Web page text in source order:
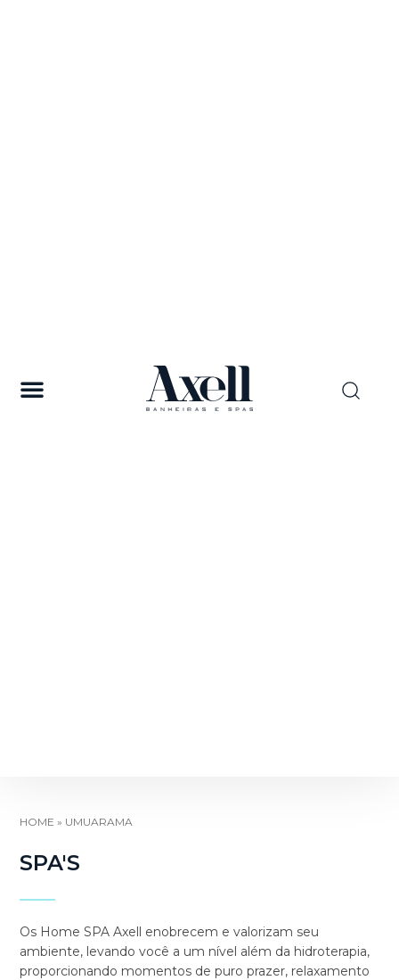
HOME » UMUARAMA
SPA'S
Os Home SPA Axell enobrecem e valorizam seu
ambiente, levando você a um nível além da hidroterapia,
proporcionando momentos de puro prazer, relaxamento